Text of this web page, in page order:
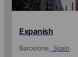
Expanish
Barcelone Spain